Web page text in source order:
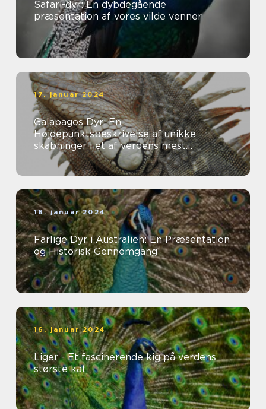
Safari-dyr: En dybdegående
præsentation af vores vilde venner
17. januar 2024
Galapagos Dyr: En
Højdepunktsbeskrivelse af unikke
skabninger i et af verdens mest
fascinerende økosystemer
16. januar 2024
Farlige Dyr i Australien: En Præsentation
og Historisk Gennemgang
16. januar 2024
Liger - Et fascinerende kig på verdens
største kat